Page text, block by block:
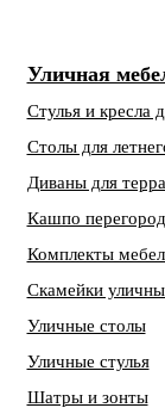
Уличная
Стулья и кресла
Столы для
Диваны для
Кашпо
Комплекты
Скамейки
Уличные столы
Уличные стулья
Шатры и зонты